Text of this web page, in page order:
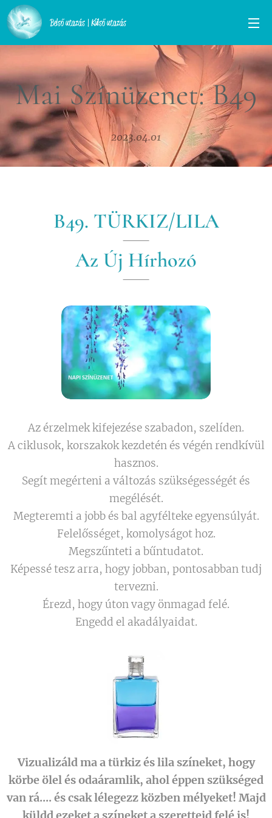
Belső utazás | Külső utazás
Mai Színüzenet: B49
2023.04.01
B49. TÜRKIZ/LILA
Az Új Hírhozó
Az érzelmek kifejezése szabadon, szelíden.
A ciklusok, korszakok kezdetén és végén rendkívül
hasznos.
Segít megérteni a változás szükségességét és
megélését.
Megteremti a jobb és bal agyfélteke egyensúlyát.
Felelősséget, komolyságot hoz.
Megszűnteti a bűntudatot.
Képessé tesz arra, hogy jobban, pontosabban tudj
tervezni.
Érezd, hogy úton vagy önmagad felé.
Engedd el akadályaidat.
Vizualizáld ma a türkiz és lila színeket, hogy
körbe ölel és odaáramlik, ahol éppen szükséged
van rá.... és csak lélegezz közben mélyeket! Majd